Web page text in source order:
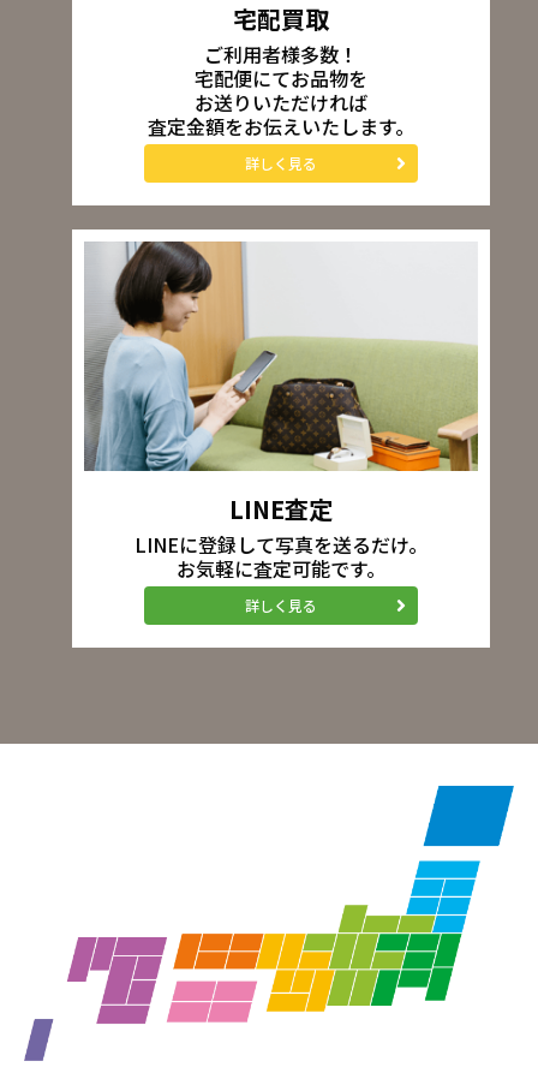
宅配買取
ご利用者様多数！
宅配便にてお品物を
お送りいただければ
査定金額をお伝えいたします。
詳しく見る
LINE査定
LINEに登録して写真を送るだけ。
お気軽に査定可能です。
詳しく見る